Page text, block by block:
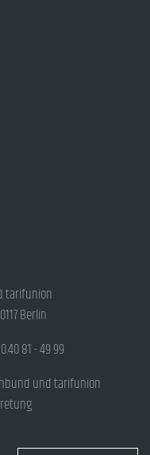
tarifunion
Berlin
81 - 49 99
und tarifunion